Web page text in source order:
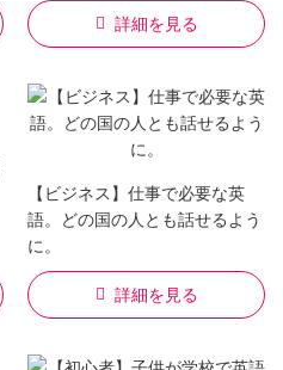
詳細を見る
【ビジネス】仕事で必要な英
語。どの国の人とも話せるよう
に。
詳細を見る